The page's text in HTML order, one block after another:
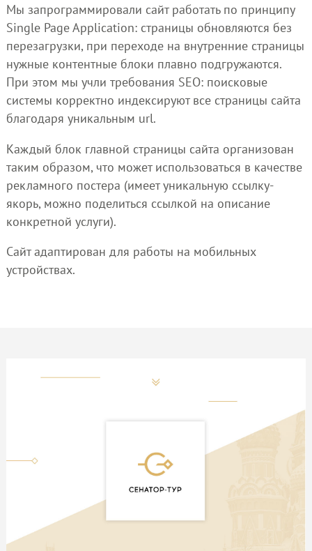
Мы запрограммировали сайт работать по принципу
Single Page Application: страницы обновляются без
перезагрузки, при переходе на внутренние страницы
нужные контентные блоки плавно подгружаются.
При этом мы учли требования SEO: поисковые
системы корректно индексируют все страницы сайта
благодаря уникальным url.
Каждый блок главной страницы сайта организован
таким образом, что может использоваться в качестве
рекламного постера (имеет уникальную ссылку-
якорь, можно поделиться ссылкой на описание
конкретной услуги).
Сайт адаптирован для работы на мобильных
устройствах.